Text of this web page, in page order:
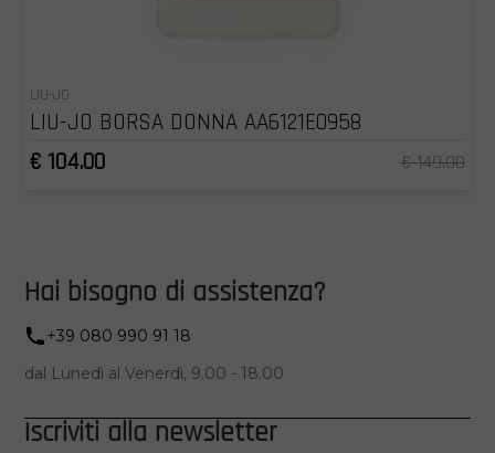
LIU-JO
LIU-JO BORSA DONNA AA6121E0958
€ 104.00
€ 149.00
Hai bisogno di assistenza?
+39 080 990 91 18
dal Lunedì al Venerdì, 9.00 - 18.00
Iscriviti alla newsletter